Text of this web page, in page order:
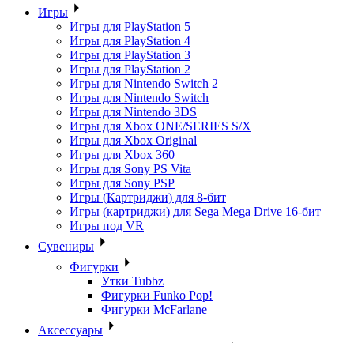
Игры
Игры для PlayStation 5
Игры для PlayStation 4
Игры для PlayStation 3
Игры для PlayStation 2
Игры для Nintendo Switch 2
Игры для Nintendo Switch
Игры для Nintendo 3DS
Игры для Xbox ONE/SERIES S/X
Игры для Xbox Original
Игры для Xbox 360
Игры для Sony PS Vita
Игры для Sony PSP
Игры (Картриджи) для 8-бит
Игры (картриджи) для Sega Mega Drive 16-бит
Игры под VR
Сувениры
Фигурки
Утки Tubbz
Фигурки Funko Pop!
Фигурки McFarlane
Аксессуары